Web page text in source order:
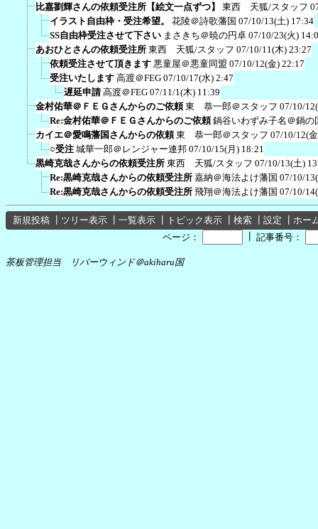
比嘉劉輝さんの依頼受注所【絵文一点ずつ】
東西 天狐/スタッフ
イラスト自由枠・受注希望。
花陵＠詩歌藩国 07/10/13(土) 17:34
SS自由枠受注させて下さい まさきち＠暁の円卓 07/10/23(火)
あおひとさんの依頼受注所 東西 天狐/スタッフ 07/10/11(木) 23:27
依頼受注させて頂きます 悪童屋＠悪童同盟 07/10/12(金) 22:17
受注いたします 高渡＠FEG 07/10/17(水) 2:47
遅延申請 高渡＠FEG 07/11/1(木) 11:39
金村佑華＠ＦＥＧさんからのご依頼 東 恭一郎＠スタッフ 07/10/
Re:金村佑華＠ＦＥＧさんからのご依頼 鍋谷いわずみ子名＠鍋の
カイエ＠愛鳴藩国さんからの依頼 東 恭一郎＠スタッフ 07/10/12(
○受注 城華一郎＠レンジャー連邦 07/10/15(月) 18:21
黒崎克哉さんからの依頼受注所 東西 天狐/スタッフ 07/10/13(土)
Re:黒崎克哉さんからの依頼受注所 嘉納＠海法よけ藩国 07/10/
Re:黒崎克哉さんからの依頼受注所 飛翔＠海法よけ藩国 07/10/
新規投稿 ツリー表示 一覧表示 トピック表示 検索 設定
ホー
ページ：
記事番号：
茶板管理担当 リバーウィンド＠akiharu国